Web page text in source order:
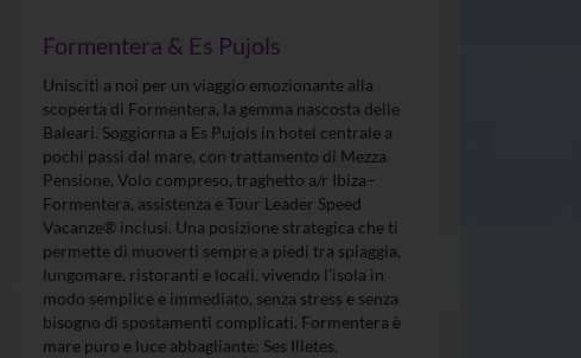
Formentera & Es Pujols
Unisciti a noi per un viaggio emozionante alla
scoperta di Formentera, la gemma nascosta delle
Baleari. Soggiorna a Es Pujols in hotel centrale a
pochi passi dal mare, con trattamento di Mezza
Pensione, Volo compreso, traghetto a/r Ibiza–
Formentera, assistenza e Tour Leader Speed
Vacanze® inclusi. Una posizione strategica che ti
permette di muoverti sempre a piedi tra spiaggia,
lungomare, ristoranti e locali, vivendo l’isola in
modo semplice e immediato, senza stress e senza
bisogno di spostamenti complicati. Formentera è
mare puro e luce abbagliante: Ses Illetes,